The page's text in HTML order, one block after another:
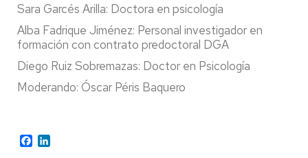
Sara Garcés Arilla: Doctora en psicología
Alba Fadrique Jiménez: Personal investigador en
formación con contrato predoctoral DGA
Diego Ruiz Sobremazas: Doctor en Psicología
Moderando: Óscar Péris Baquero
Facebook